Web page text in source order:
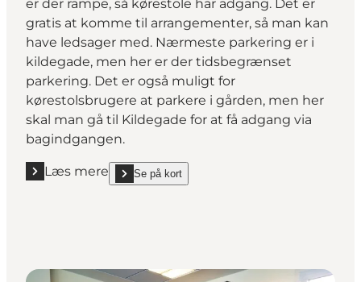
er der rampe, så kørestole har adgang. Det er
gratis at komme til arrangementer, så man kan
have ledsager med. Nærmeste parkering er i
kildegade, men her er der tidsbegrænset
parkering. Det er også muligt for
kørestolsbrugere at parkere i gården, men her
skal man gå til Kildegade for at få adgang via
bagindgangen.
Læs mere
Læs mere "Kulturstationen"
Se på kort
show Kulturstationen on_map